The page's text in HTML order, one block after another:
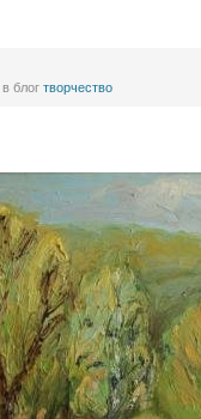
в блог творчество